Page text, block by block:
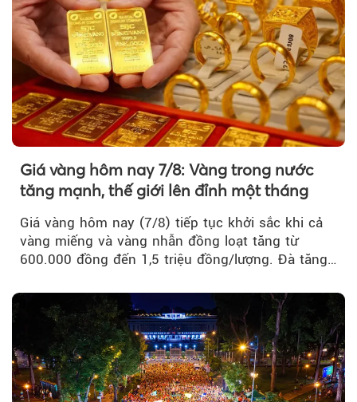
Giá vàng hôm nay 7/8: Vàng trong nước
tăng mạnh, thế giới lên đỉnh một tháng
Giá vàng hôm nay (7/8) tiếp tục khởi sắc khi cả
vàng miếng và vàng nhẫn đồng loạt tăng từ
600.000 đồng đến 1,5 triệu đồng/lượng. Đà tăng
vàng thế giới bứt phá lên mức cao nhất trong
một tháng.